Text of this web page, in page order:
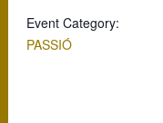
Event Category:
PASSIÓ